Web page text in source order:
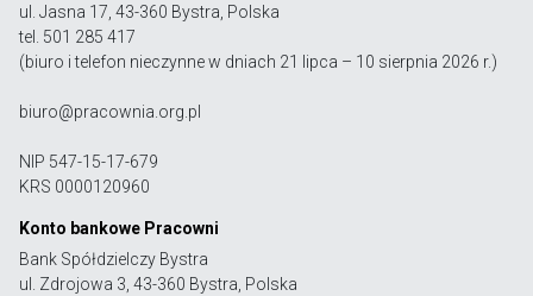
ul. Jasna 17, 43-360 Bystra, Polska
tel. 501 285 417
(biuro i telefon nieczynne w dniach 21 lipca – 10 sierpnia 2026 r.)
biuro@pracownia.org.pl
NIP 547-15-17-679
KRS 0000120960
Konto bankowe Pracowni
Bank Spółdzielczy Bystra
ul. Zdrojowa 3, 43-360 Bystra, Polska